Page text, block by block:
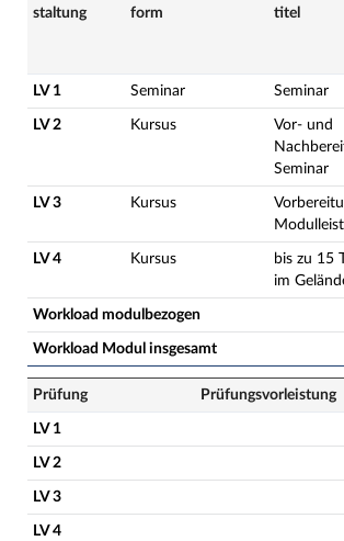
staltung
form
titel
LV 1 Seminar Seminar
LV 2 Kursus
Vor- und
Seminar
LV 3 Kursus
LV 4 Kursus
bis zu 15
im
Workload modulbezogen
Workload Modul insgesamt
Prüfung Prüfungsvorleistung
LV 1
LV 2
LV 3
LV 4